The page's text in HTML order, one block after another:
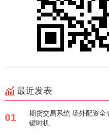
最近发表
01
期货交易系统 场外配资
键时机